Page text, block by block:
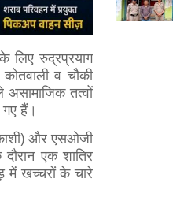
लिए रुद्रप्रयाग
व चौकी
असामाजिक तत्वों
हैं।
और एसओजी
एक शातिर
में खच्चरों के चारे